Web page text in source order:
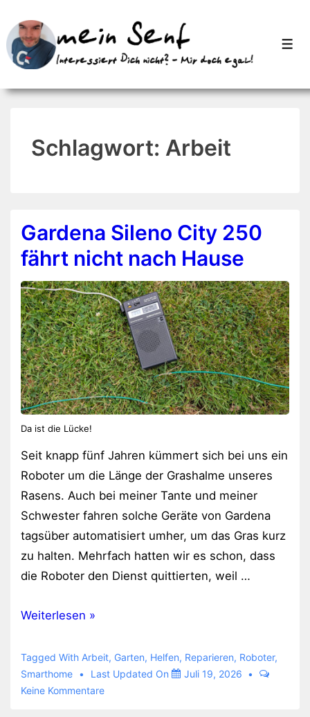
Zum
Inhalt
Schlagwort: Arbeit
Gardena Sileno City 250
fährt nicht nach Hause
Da ist die Lücke!
Seit knapp fünf Jahren kümmert sich bei uns ein
Roboter um die Länge der Grashalme unseres
Rasens. Auch bei meiner Tante und meiner
Schwester fahren solche Geräte von Gardena
tagsüber automatisiert umher, um das Gras kurz
zu halten. Mehrfach hatten wir es schon, dass
die Roboter den Dienst quittierten, weil …
Gardena
City
250
fährt
Weiterlesen »
Tagged With Arbeit, Garten, Helfen, Reparieren, Roboter,
Smarthome
Last Updated On
Juli 19, 2026
Keine Kommentare